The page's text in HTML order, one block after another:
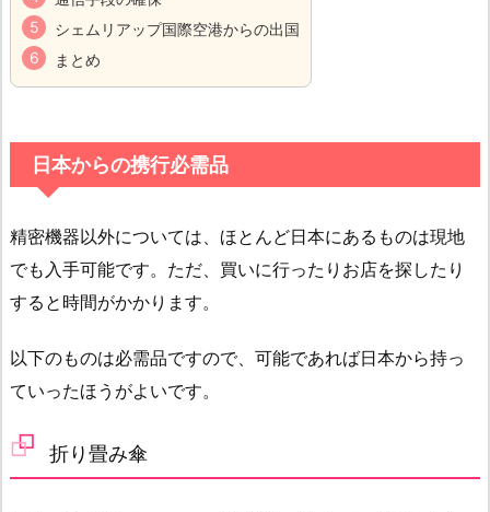
シェムリアップ国際空港からの出国
まとめ
日本からの携行必需品
精密機器以外については、ほとんど日本にあるものは現地
でも入手可能です。ただ、買いに行ったりお店を探したり
すると時間がかかります。
以下のものは必需品ですので、可能であれば日本から持っ
ていったほうがよいです。
折り畳み傘